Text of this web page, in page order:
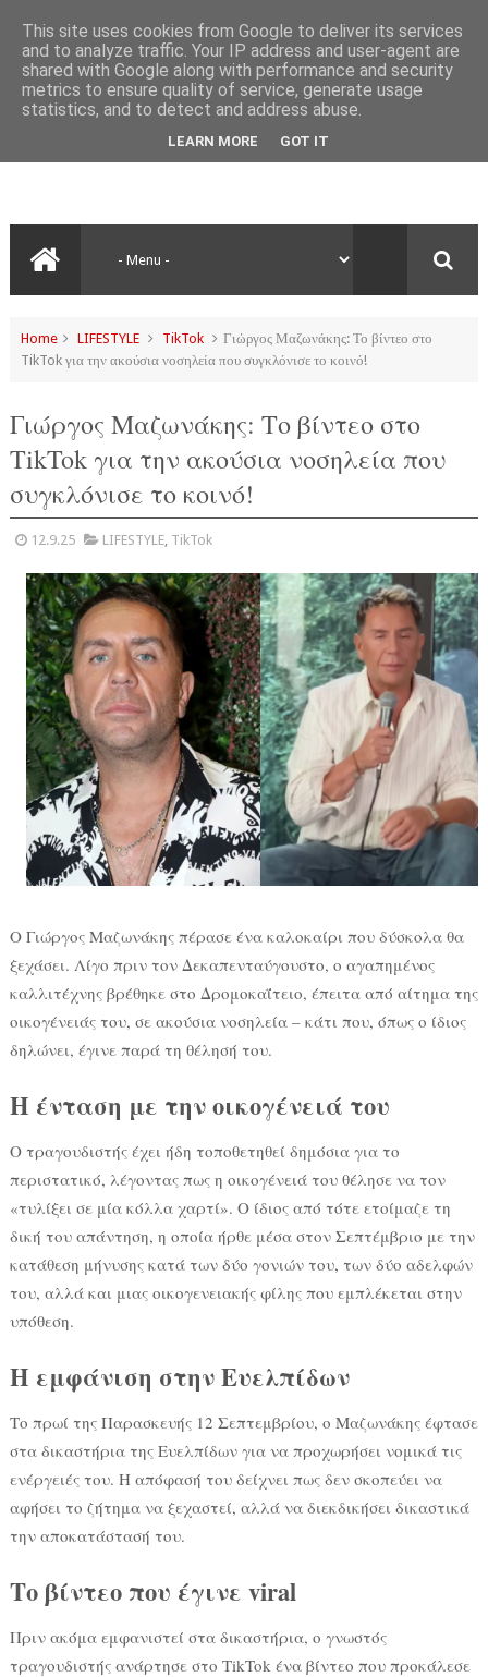
Home LIFESTYLE TikTok
Γιώργος Μαζωνάκης: Το βίντεο στο
TikTok για την ακούσια νοσηλεία που συγκλόνισε το κοινό!
Γιώργος Μαζωνάκης: Το βίντεο στο
TikTok για την ακούσια νοσηλεία που
συγκλόνισε το κοινό!
12.9.25 LIFESTYLE, TikTok
Ο Γιώργος Μαζωνάκης πέρασε ένα καλοκαίρι που δύσκολα θα
ξεχάσει. Λίγο πριν τον Δεκαπενταύγουστο, ο αγαπημένος
καλλιτέχνης βρέθηκε στο Δρομοκαΐτειο, έπειτα από αίτημα της
οικογένειάς του, σε ακούσια νοσηλεία – κάτι που, όπως ο ίδιος
δηλώνει, έγινε παρά τη θέλησή του.
Η ένταση με την οικογένειά του
Ο τραγουδιστής έχει ήδη τοποθετηθεί δημόσια για το
περιστατικό, λέγοντας πως η οικογένειά του θέλησε να τον
«τυλίξει σε μία κόλλα χαρτί». Ο ίδιος από τότε ετοίμαζε τη
δική του απάντηση, η οποία ήρθε μέσα στον Σεπτέμβριο με την
κατάθεση μήνυσης κατά των δύο γονιών του, των δύο αδελφών
του, αλλά και μιας οικογενειακής φίλης που εμπλέκεται στην
υπόθεση.
Η εμφάνιση στην Ευελπίδων
Το πρωί της Παρασκευής 12 Σεπτεμβρίου, ο Μαζωνάκης έφτασε
στα δικαστήρια της Ευελπίδων για να προχωρήσει νομικά τις
ενέργειές του. Η απόφασή του δείχνει πως δεν σκοπεύει να
αφήσει το ζήτημα να ξεχαστεί, αλλά να διεκδικήσει δικαστικά
την αποκατάστασή του.
Το βίντεο που έγινε viral
Πριν ακόμα εμφανιστεί στα δικαστήρια, ο γνωστός
τραγουδιστής ανάρτησε στο TikTok ένα βίντεο που προκάλεσε
This site uses cookies from Google to deliver its services
and to analyze traffic. Your IP address and user-agent are
shared with Google along with performance and security
metrics to ensure quality of service, generate usage
statistics, and to detect and address abuse.
LEARN MORE GOT IT